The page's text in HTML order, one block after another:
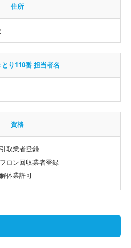
住所
り110番 担当者名
資格
取業者登録
ロン回収業者登録
体業許可